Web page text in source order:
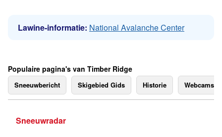
Lawine-informatie: National Avalanche Center
Populaire pagina's van Timber Ridge
Sneeuwbericht Skigebied Gids Historie Webcams
Sneeuwradar